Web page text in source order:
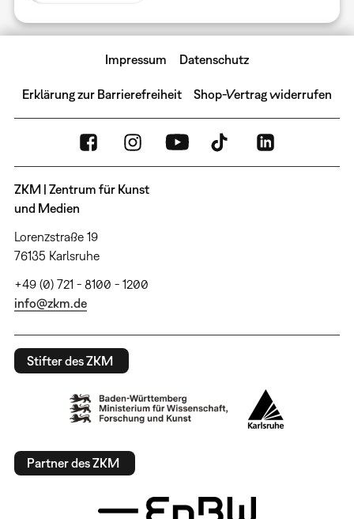
Impressum Datenschutz
Erklärung zur Barrierefreiheit Shop-Vertrag widerrufen
ZKM | Zentrum für Kunst
und Medien
Lorenzstraße 19
76135 Karlsruhe
+49 (0) 721 - 8100 - 1200
info@zkm.de
Stifter des ZKM
Partner des ZKM